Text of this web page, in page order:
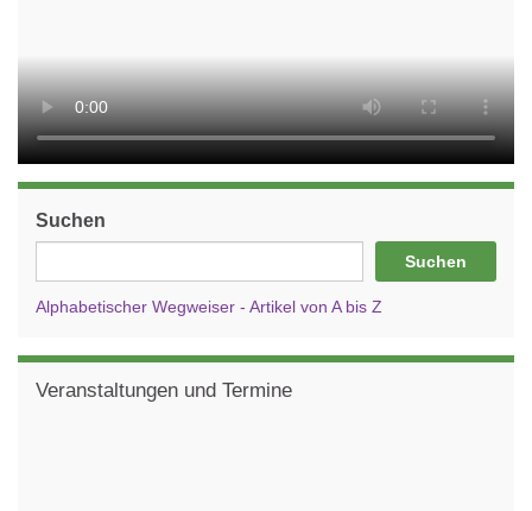
Suchen
Suchen
Alphabetischer Wegweiser - Artikel von A bis Z
Veranstaltungen und Termine